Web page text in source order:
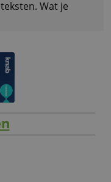
Dit is
teksten. Wat je